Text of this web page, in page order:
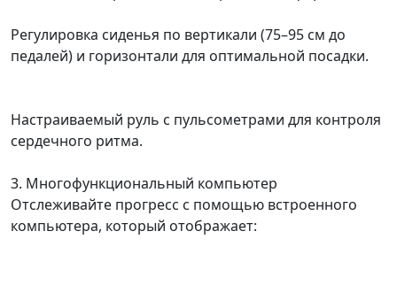
Регулировка сиденья по вертикали (75–95 см до
педалей) и горизонтали для оптимальной посадки.
Настраиваемый руль с пульсометрами для контроля
сердечного ритма.
3. Многофункциональный компьютер
Отслеживайте прогресс с помощью встроенного
компьютера, который отображает: